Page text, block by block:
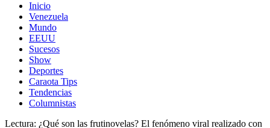
Inicio
Venezuela
Mundo
EEUU
Sucesos
Show
Deportes
Caraota Tips
Tendencias
Columnistas
Lectura: ¿Qué son las frutinovelas? El fenómeno viral realizado con